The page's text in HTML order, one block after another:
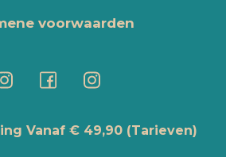
voorwaarden
Vanaf € 49,90 (Tarieven)